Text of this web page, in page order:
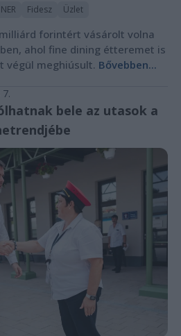
NER Fidesz Üzlet
forintért vásárolt volna
ahol fine dining étteremet is
végül meghiúsult. Bővebben...
bele az utasok a